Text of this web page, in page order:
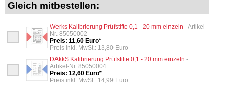
Gleich mitbestellen:
Werks Kalibrierung Prüfstifte 0,1 - 20 mm einzeln - Artikel-
Nr. 85050002
Preis: 11,60 Euro*
Preis inkl. MwSt.: 13,80 Euro
DAkkS Kalibrierung Prüfstifte 0,1 - 20 mm einzeln -
Artikel-Nr. 85050004
Preis: 12,60 Euro*
Preis inkl. MwSt.: 14,99 Euro